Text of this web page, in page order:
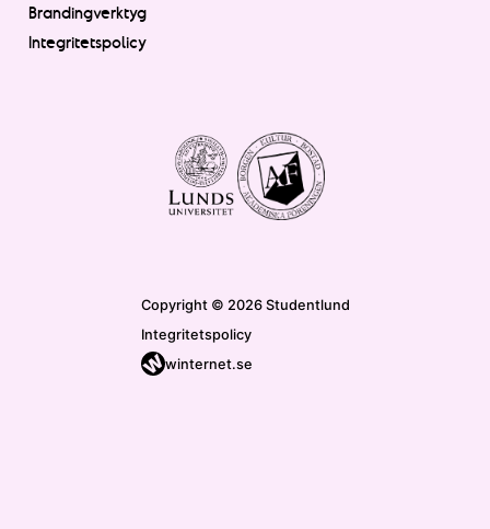
Brandingverktyg
Integritetspolicy
Copyright © 2026 Studentlund
Integritetspolicy
winternet.se